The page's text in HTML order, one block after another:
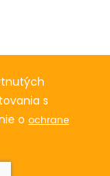
s
oochrane